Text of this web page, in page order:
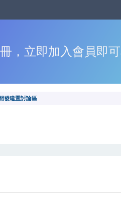
，立即加入會員即
發建置討論區